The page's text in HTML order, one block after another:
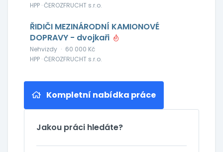
HPP · ČEROZFRUCHT s.r.o.
ŘIDIČI MEZINÁRODNÍ KAMIONOVÉ
DOPRAVY - dvojkaři
Nehvizdy · 60 000 Kč
HPP · ČEROZFRUCHT s.r.o.
Kompletní nabídka práce
Jakou práci hledáte?